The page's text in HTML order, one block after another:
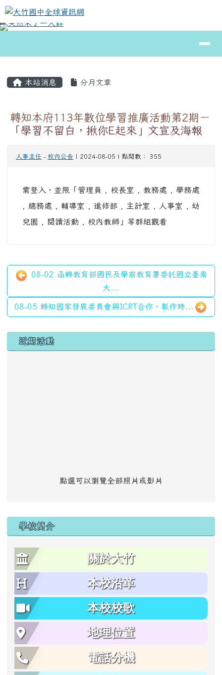
跳至主內容區
大竹國中全球資訊網
⏸
本站消息 分月文章
轉知本府113年數位學習推廣活動第2期－
「學習不留白，揪你E起來」文宣及海報
人事主任 - 校內公告 | 2024-08-05 | 點閱數： 355
需登入，並限「管理員 , 校長室 , 教務處 , 學務處
, 總務處 , 輔導室 , 進修部 , 主計室 , 人事室 , 幼
兒園 , 閱讀活動 , 校內教師」等群組觀看
08-02 函轉教育部國民及學前教育署委託國立臺南
大...
08-05 轉知國家發展委員會與ICRT合作，製作時...
左邊區域內容
近期活動
點選可以瀏覽全部照片或影片
學校簡介
關於大竹
本校沿革
本校校歌
地理位置
電話分機